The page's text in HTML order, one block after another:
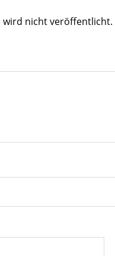
wird nicht veröffentlicht.